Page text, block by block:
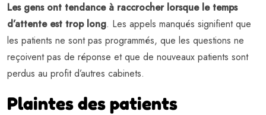
Les gens ont tendance à raccrocher lorsque le temps
d’attente est trop long. Les appels manqués signifient que
les patients ne sont pas programmés, que les questions ne
reçoivent pas de réponse et que de nouveaux patients sont
perdus au profit d’autres cabinets.
Plaintes des patients